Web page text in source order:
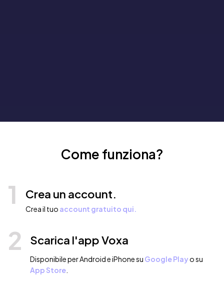
Come funziona?
1 Crea un account.
Crea il tuo account gratuito qui.
2 Scarica l'app Voxa
Disponibile per Android e iPhone su Google Playo su
App Store